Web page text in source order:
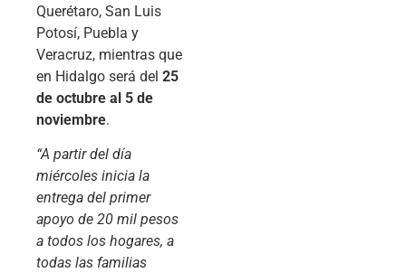
Querétaro, San Luis
Potosí, Puebla y
Veracruz, mientras que
en Hidalgo será del 25
de octubre al 5 de
noviembre.
“A partir del día
miércoles inicia la
entrega del primer
apoyo de 20 mil pesos
a todos los hogares, a
todas las familias